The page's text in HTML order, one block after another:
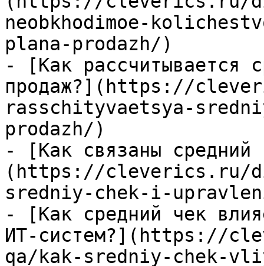
neobkhodimoe-
plana-prodazh/)
- [Как рассчитывается
продаж?](https://
rasschityvaetsya-
prodazh/)
- [Как связаны средний
(https://cleverics.ru/
sredniy-chek-i-
- [Как средний чек
ИТ-систем?](https://
qa/kak-sredniy-chek-